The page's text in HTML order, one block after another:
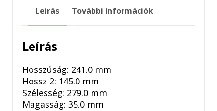
Leírás További információk
Leírás
Hosszúság: 241.0 mm
Hossz 2: 145.0 mm
Szélesség: 279.0 mm
Magasság: 35.0 mm